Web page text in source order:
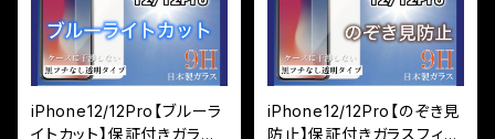
iPhone12/12Pro【ブルーラ
イトカット】保証付きガラス
iPhone12/12Pro【のぞき見
防止】保証付きガラスフィル